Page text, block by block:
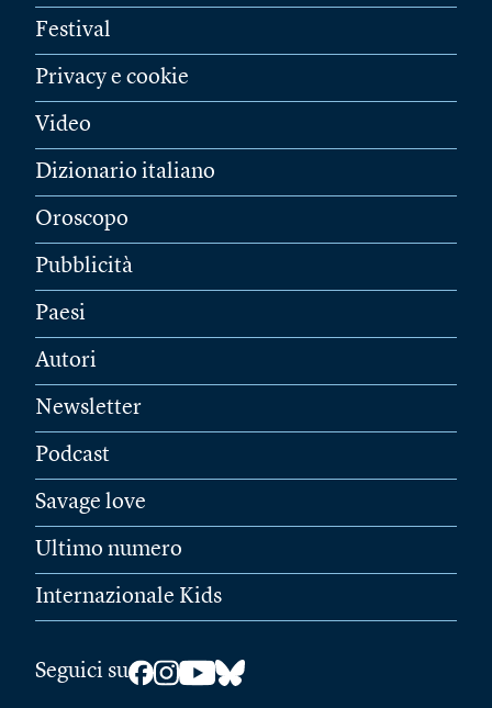
Festival
Privacy e cookie
Video
Dizionario italiano
Oroscopo
Pubblicità
Paesi
Autori
Newsletter
Podcast
Savage love
Ultimo numero
Internazionale Kids
Seguici su